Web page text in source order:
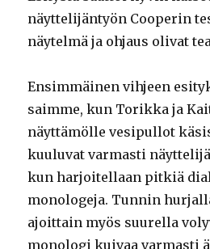
näyttelijäntyön Cooperin
näytelmä ja ohjaus olivat
Ensimmäinen vihjeen
saimme, kun Torikka ja
näyttämölle vesipullot
kuuluvat varmasti
kun harjoitellaan pitkiä
monologeja. Tunnin
ajoittain myös suurella
monologi kuivaa varmasti